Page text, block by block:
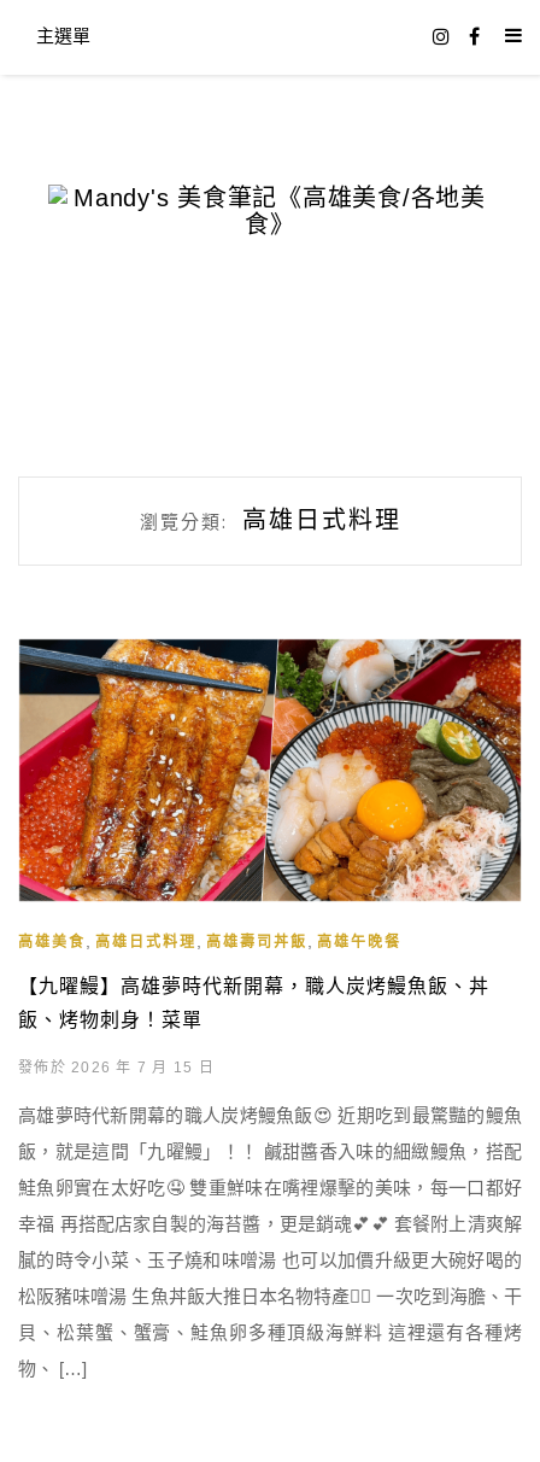
主選單
瀏覽分類: 高雄日式料理
高雄美食 , 高雄日式料理 , 高雄壽司丼飯 , 高雄午晚餐
【九曜鰻】高雄夢時代新開幕，職人炭烤鰻魚飯、丼
飯、烤物刺身！菜單
發佈於 2026 年 7 月 15 日
高雄夢時代新開幕的職人炭烤鰻魚飯😍 近期吃到最驚豔的鰻魚
飯，就是這間「九曜鰻」！！ 鹹甜醬香入味的細緻鰻魚，搭配
鮭魚卵實在太好吃🤤 雙重鮮味在嘴裡爆擊的美味，每一口都好
幸福 再搭配店家自製的海苔醬，更是銷魂💕💕 套餐附上清爽解
膩的時令小菜、玉子燒和味噌湯 也可以加價升級更大碗好喝的
松阪豬味噌湯 生魚丼飯大推日本名物特產👍🏻 一次吃到海膽、干
貝、松葉蟹、蟹膏、鮭魚卵多種頂級海鮮料 這裡還有各種烤
物、 […]